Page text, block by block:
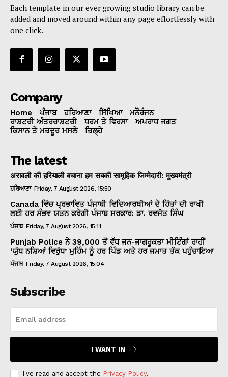
Each template in our ever growing studio library can be
added and moved around within any page effortlessly with
one click.
Company
Home ਪੰਜਾਬ ਹਰਿਆਣਾ ਸਿੱਖਿਆ
ਮਨੌਰੰਜਨ
ਰਾਸ਼ਟਰੀ ਅੰਤਰਰਾਸ਼ਟਰੀ
ਧਰਮ ਤੇ ਵਿਰਸਾ
ਅਪਰਾਧ ਜਗਤ
ਕਿਸਾਨ ਤੇ ਮਜ਼ਦੂਰ ਮਸਲੇ
ਜ਼ਿਲ੍ਹੇ
The latest
अरावली की हरियाली बचाना हम सबकी सामूहिक जिम्मेदारी: मुख्यमंत्री
ਹਰਿਆਣਾ Friday, 7 August 2026, 15:50
Canada ਵਿੱਚ ਪ੍ਰਭਾਵਿਤ ਪੰਜਾਬੀ ਵਿਦਿਆਰਥੀਆਂ ਦੇ ਹਿੱਤਾਂ ਦੀ ਰਾਖੀ
ਲਈ ਹਰ ਸੰਭਵ ਯਤਨ ਕਰੇਗੀ ਪੰਜਾਬ ਸਰਕਾਰ: ਡਾ. ਰਵਜੋਤ ਸਿੰਘ
ਪੰਜਾਬ Friday, 7 August 2026, 15:11
Punjab Police ਨੇ 39,000 ਤੋਂ ਵੱਧ ਜਨ-ਜਾਗਰੂਕਤਾ ਮੀਟਿੰਗਾਂ ਰਾਹੀਂ
‘ਯੁੱਧ ਨਸ਼ਿਆਂ ਵਿਰੁੱਧ’ ਮੁਹਿੰਮ ਨੂੰ ਹਰ ਪਿੰਡ ਅਤੇ ਹਰ ਜਮਾਤ ਤੱਕ ਪਹੁੰਚਾਇਆ
ਪੰਜਾਬ Friday, 7 August 2026, 15:04
Subscribe
I WANT IN
I've read and accept the Privacy Policy.